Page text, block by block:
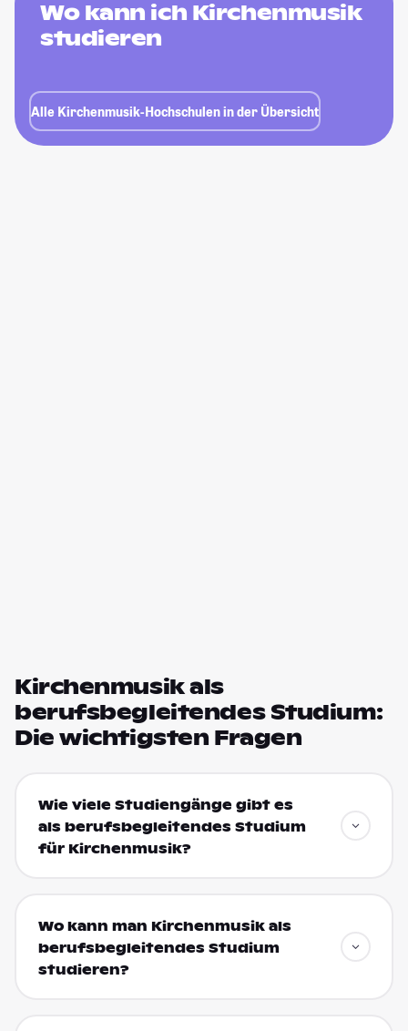
Wo kann ich Kirchenmusik
studieren
Alle Kirchenmusik-Hochschulen in der Übersicht
Kirchenmusik als
berufsbegleitendes Studium:
Die wichtigsten Fragen
Wie viele Studiengänge gibt es
als berufsbegleitendes Studium
für Kirchenmusik?
Wo kann man Kirchenmusik als
berufsbegleitendes Studium
studieren?